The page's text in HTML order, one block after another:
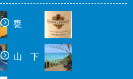
甕
山 下